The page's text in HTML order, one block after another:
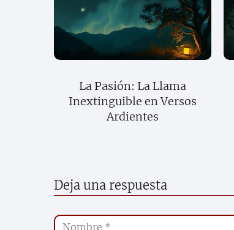
La Pasión: La Llama
Inextinguible en Versos
Ardientes
Deja una respuesta